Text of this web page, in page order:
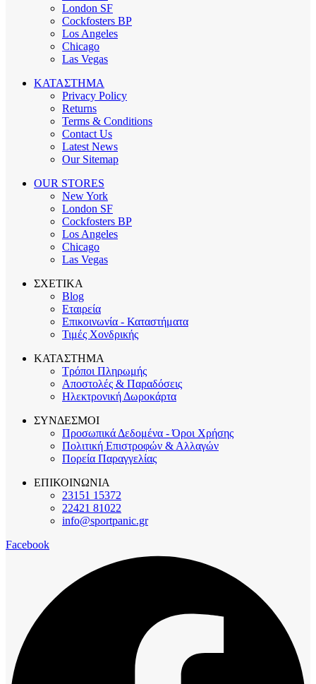
London SF
Cockfosters BP
Los Angeles
Chicago
Las Vegas
ΚΑΤΑΣΤΗΜΑ
Privacy Policy
Returns
Terms & Conditions
Contact Us
Latest News
Our Sitemap
OUR STORES
New York
London SF
Cockfosters BP
Los Angeles
Chicago
Las Vegas
ΣΧΕΤΙΚΑ
Blog
Εταιρεία
Επικοινωνία - Καταστήματα
Τιμές Χονδρικής
ΚΑΤΑΣΤΗΜΑ
Τρόποι Πληρωμής
Αποστολές & Παραδόσεις
Ηλεκτρονική Δωροκάρτα
ΣΥΝΔΕΣΜΟΙ
Προσωπικά Δεδομένα - Όροι Χρήσης
Πολιτική Επιστροφών & Αλλαγών
Πορεία Παραγγελίας
ΕΠΙΚΟΙΝΩΝΙΑ
23151 15372
22421 81022
info@sportpanic.gr
Facebook